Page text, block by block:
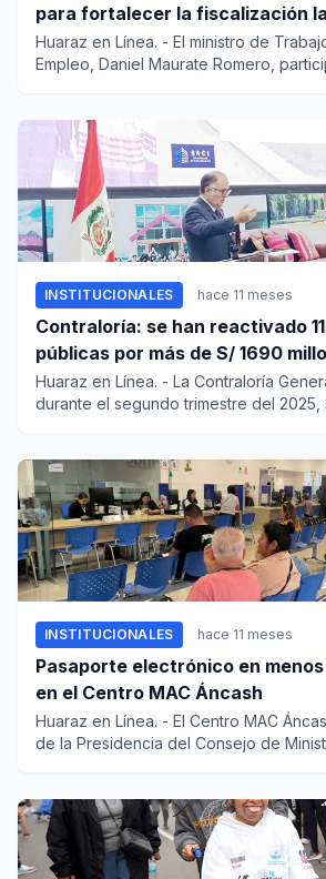
para fortalecer la fiscalización
Huaraz en Línea. - El ministro de
Empleo, Daniel Maurate Romero,
INSTITUCIONALES hace 11 meses
Contraloría: se han reactivado
públicas por más de S/ 1690
2025
Huaraz en Línea. - La Contraloría
durante el segundo trimestre del 2025,
INSTITUCIONALES hace 11 meses
Pasaporte electrónico en
en el Centro MAC Áncash
Huaraz en Línea. - El Centro MAC
de la Presidencia del Consejo de